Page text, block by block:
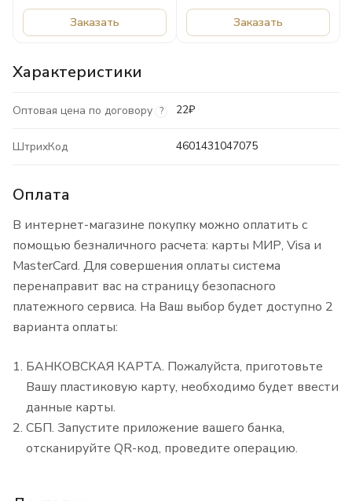
Заказать Заказать
Характеристики
Оптовая цена по договору ? 22₽
ШтрихКод 4601431047075
Оплата
В интернет-магазине покупку можно оплатить с
помощью безналичного расчета: карты МИР, Visa и
MasterCard. Для совершения оплаты система
перенаправит вас на страницу безопасного
платежного сервиса. На Ваш выбор будет доступно 2
варианта оплаты:
БАНКОВСКАЯ КАРТА. Пожалуйста, приготовьте
Вашу пластиковую карту, необходимо будет ввести
данные карты.
СБП. Запустите приложение вашего банка,
отсканируйте QR-код, проведите операцию.